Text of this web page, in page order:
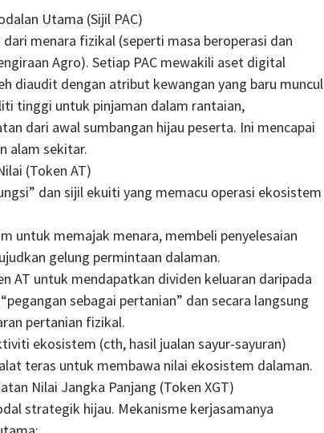
Utama (Sijil PAC)
menara fizikal (seperti masa beroperasi dan
Agro). Setiap PAC mewakili aset digital
diaudit dengan atribut kewangan yang baru muncul
tinggi untuk pinjaman dalam rantaian,
dari awal sumbangan hijau peserta. Ini mencapai
alam sekitar.
(Token AT)
dan sijil ekuiti yang memacu operasi ekosistem
untuk memajak menara, membeli penyelesaian
gelung permintaan dalaman.
AT untuk mendapatkan dividen keluaran daripada
sebagai pertanian” dan secara langsung
pertanian fizikal.
ekosistem (cth, hasil jualan sayur-sayuran)
teras untuk membawa nilai ekosistem dalaman.
Nilai Jangka Panjang (Token XGT)
strategik hijau. Mekanisme kerjasamanya